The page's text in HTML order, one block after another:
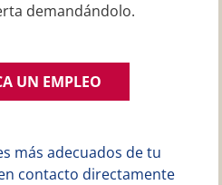
demandándolo.
UN EMPLEO
más adecuados de tu
contacto directamente